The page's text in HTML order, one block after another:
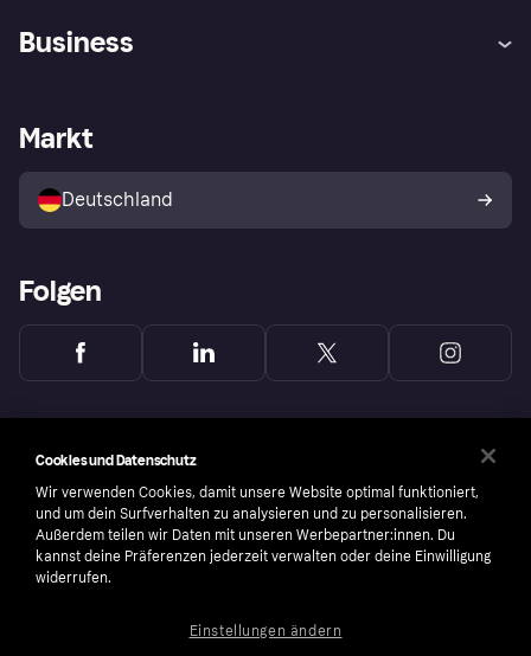
Klarna App
Shops entdecken
Käuferschutzrichtlinie
Dein Widerrufsrecht
Business
Händlerportal
Markt
Deutschland
Folgen
Cookies und Datenschutz
Wir verwenden Cookies, damit unsere Website optimal funktioniert,
und um dein Surfverhalten zu analysieren und zu personalisieren.
Außerdem teilen wir Daten mit unseren Werbepartner:innen. Du
kannst deine Präferenzen jederzeit verwalten oder deine Einwilligung
widerrufen.
Einstellungen ändern